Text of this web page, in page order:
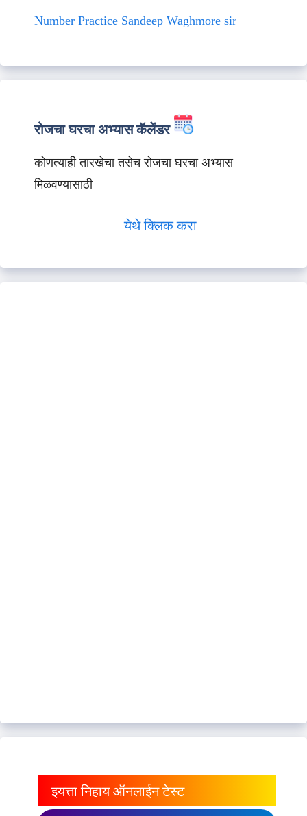
Number Practice Sandeep Waghmore sir
रोजचा घरचा अभ्यास कॅलेंडर
कोणत्याही तारखेचा तसेच रोजचा घरचा अभ्यास
मिळवण्यासाठी
येथे क्लिक करा
इयत्ता निहाय ऑनलाईन टेस्ट